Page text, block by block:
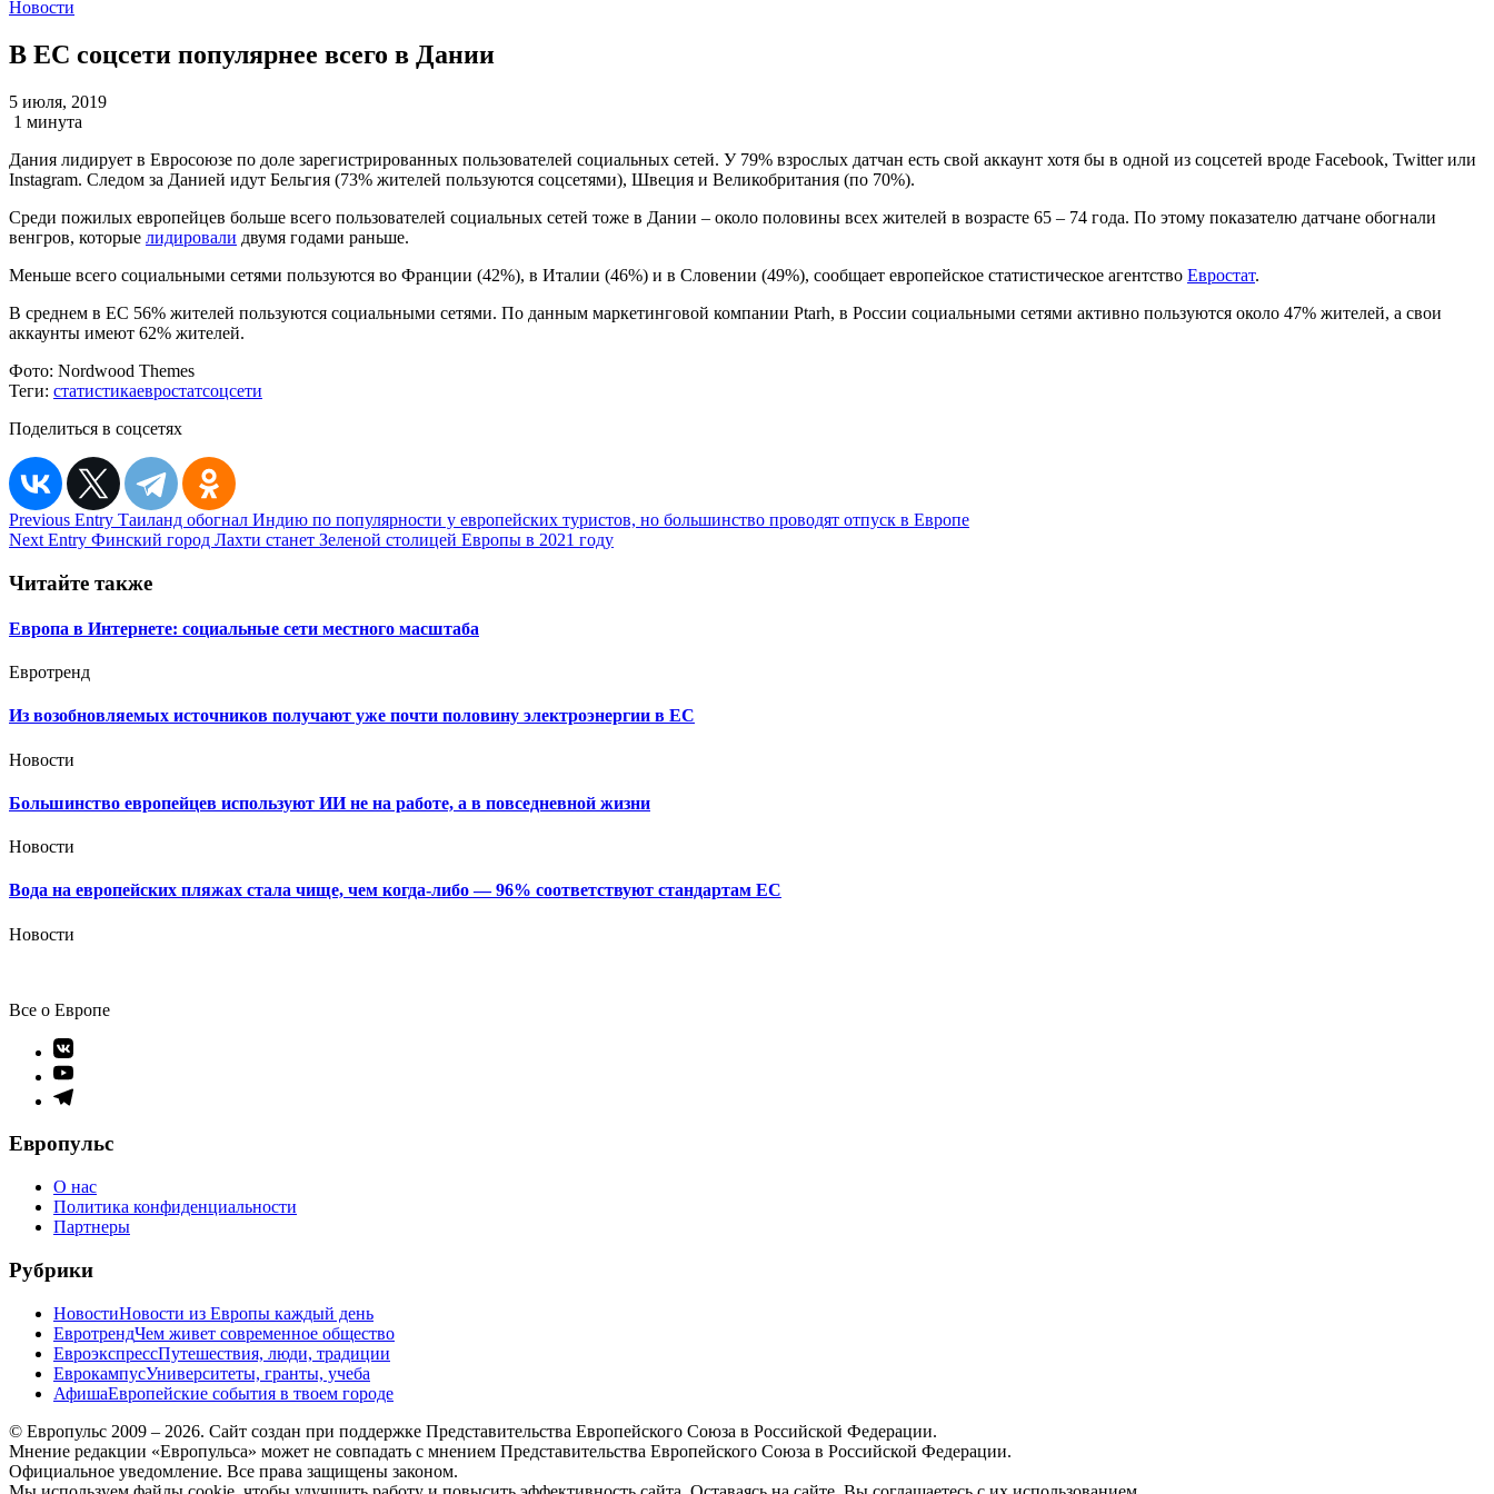
Новости
В ЕС соцсети популярнее всего в Дании
5 июля, 2019
1 минута
Дания лидирует в Евросоюзе по доле зарегистрированных пользователей социальных сетей. У 79% взрослых датчан есть свой аккаунт хотя бы в одной из соцсетей вроде Facebook, Twitter или
Instagram. Следом за Данией идут Бельгия (73% жителей пользуются соцсетями), Швеция и Великобритания (по 70%).
Среди пожилых европейцев больше всего пользователей социальных сетей тоже в Дании – около половины всех жителей в возрасте 65 – 74 года. По этому показателю датчане обогнали
венгров, которые лидировали двумя годами раньше.
Меньше всего социальными сетями пользуются во Франции (42%), в Италии (46%) и в Словении (49%), сообщает европейское статистическое агентство Евростат.
В среднем в ЕС 56% жителей пользуются социальными сетями. По данным маркетинговой компании Ptarh, в России социальными сетями активно пользуются около 47% жителей, а свои
аккаунты имеют 62% жителей.
Фото: Nordwood Themes
Теги: статистикаевростатсоцсети
Поделиться в соцсетях
Навигация
по
записям
Previous Entry Таиланд обогнал Индию по популярности у европейских туристов, но большинство проводят отпуск в Европе
Next Entry Финский город Лахти станет Зеленой столицей Европы в 2021 году
Читайте также
Европа в Интернете: социальные сети местного масштаба
Евротренд
Из возобновляемых источников получают уже почти половину электроэнергии в ЕС
Новости
Большинство европейцев используют ИИ не на работе, а в повседневной жизни
Новости
Вода на европейских пляжах стала чище, чем когда-либо — 96% соответствуют стандартам ЕС
Новости
Все о Европе
Элемент
меню
Элемент
меню
Элемент
Европульс
О нас
Политика конфиденциальности
Партнеры
Рубрики
НовостиНовости из Европы каждый день
ЕвротрендЧем живет современное общество
ЕвроэкспрессПутешествия, люди, традиции
ЕврокампусУниверситеты, гранты, учеба
АфишаЕвропейские события в твоем городе
© Европульс 2009 – 2026. Сайт создан при поддержке Представительства Европейского Союза в Российской Федерации.
Мнение редакции «Европульса» может не совпадать с мнением Представительства Европейского Союза в Российской Федерации.
Официальное уведомление. Все права защищены законом.